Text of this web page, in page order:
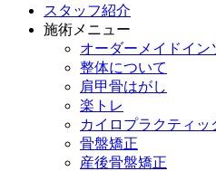
スタッフ紹介
施術メニュー
オーダーメイドイン
整体について
肩甲骨はがし
楽トレ
カイロプラクティッ
骨盤矯正
産後骨盤矯正